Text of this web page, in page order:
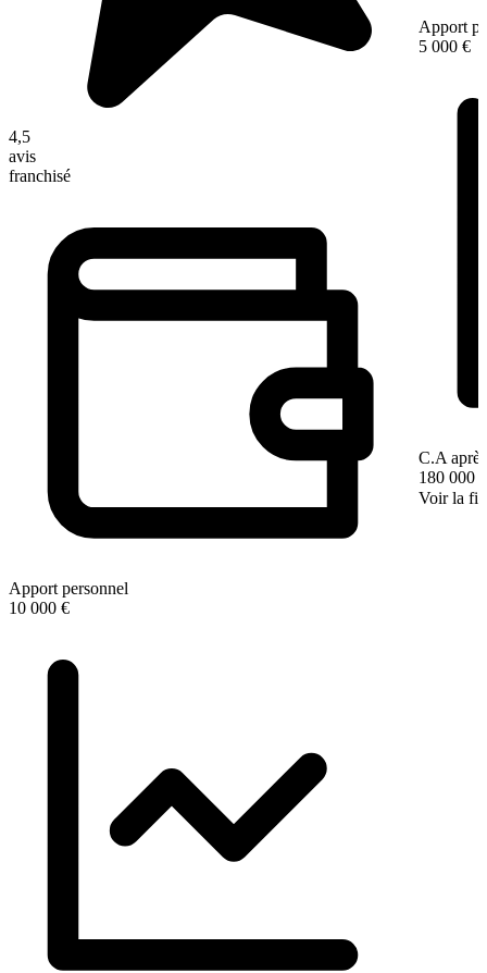
4,5
avis
franchisé
Apport personnel
10 000 €
Apport
5 000 €
C.A
180 000 €
Voir la